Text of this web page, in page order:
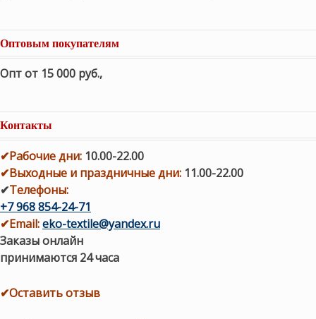
Оптовым покупателям
Опт от 15 000 руб.,
Контакты
✔Рабочие дни: 10.00-22.00
✔Выходные и праздничные дни: 11.00-22.00
✔Телефоны:
+7 968 854-24-71
✔Email:eko-textile@yandex.ru
Заказы онлайн
принимаются 24 часа
✔Оставить отзыв